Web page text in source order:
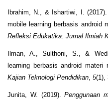
Ibrahim, N., & Ishartiwi, I.
mobile learning berbasis android
Refleksi Edukatika: Jurnal Ilmiah
Ilman, A., Sulthoni, S., &
learning berbasis android
Kajian Teknologi Pendidikan 5(1),
Junita, W. (2019).Penggunaan